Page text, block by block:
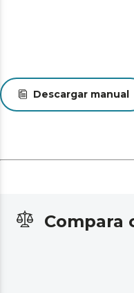
Descargar manual
Compara